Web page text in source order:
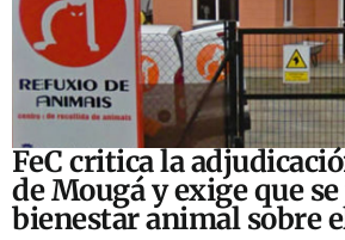
FeC critica la
de Mougá y exige que
bienestar animal sobre